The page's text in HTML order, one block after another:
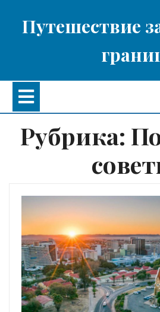
содержимому
Путешествие
Открыть
Рубрика: